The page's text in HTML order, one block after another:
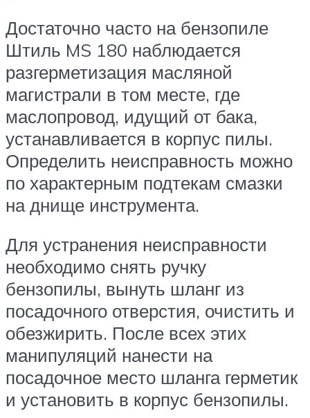
Достаточно часто на бензопиле
Штиль MS 180 наблюдается
разгерметизация масляной
магистрали в том месте, где
маслопровод, идущий от бака,
устанавливается в корпус пилы.
Определить неисправность можно
по характерным подтекам смазки
на днище инструмента.
Для устранения неисправности
необходимо снять ручку
бензопилы, вынуть шланг из
посадочного отверстия, очистить и
обезжирить. После всех этих
манипуляций нанести на
посадочное место шланга герметик
и установить в корпус бензопилы.